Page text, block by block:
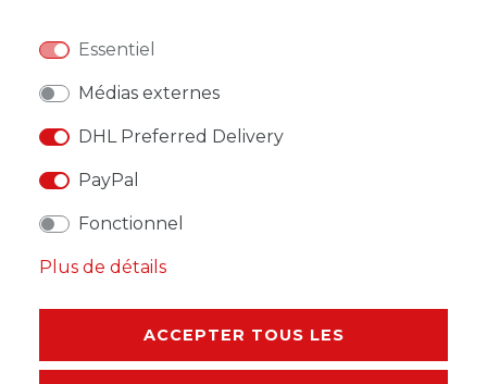
* avec TVA hors Frais de livraison
DESCRIPTION
Essentiel
Médias externes
DHL Preferred Delivery
PayPal
Fonctionnel
Plus de détails
ACCEPTER TOUS LES